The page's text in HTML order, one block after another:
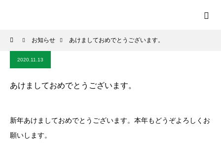
お知らせ あけましておめでとうございます。
2020.11.13
あけましておめでとうございます。
新年あけましておめでとうございます。本年もどうぞよろしくお
願いします。